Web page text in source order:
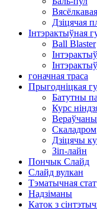
Дзіцячая
Інтэрактыўная
Ball Blaster
гоначная траса
Прыгодніцкая
Батутны
Курс
Скаладром
Дзіцячы
Зіп-лайн
Пончык Слайд
Слайд вулкан
Тэматычная
Надзіманы
Каток з